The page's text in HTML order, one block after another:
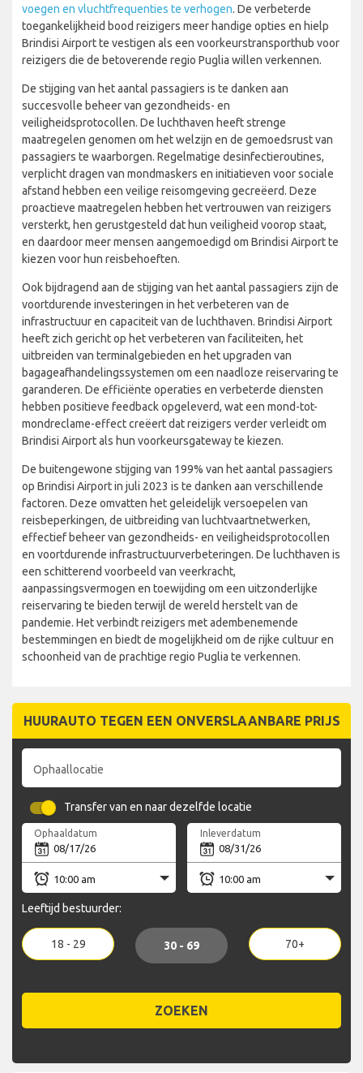
voegen en vluchtfrequenties te verhogen. De verbeterde
toegankelijkheid bood reizigers meer handige opties en hielp
Brindisi Airport te vestigen als een voorkeurstransporthub voor
reizigers die de betoverende regio Puglia willen verkennen.
De stijging van het aantal passagiers is te danken aan
succesvolle beheer van gezondheids- en
veiligheidsprotocollen. De luchthaven heeft strenge
maatregelen genomen om het welzijn en de gemoedsrust van
passagiers te waarborgen. Regelmatige desinfectieroutines,
verplicht dragen van mondmaskers en initiatieven voor sociale
afstand hebben een veilige reisomgeving gecreëerd. Deze
proactieve maatregelen hebben het vertrouwen van reizigers
versterkt, hen gerustgesteld dat hun veiligheid voorop staat,
en daardoor meer mensen aangemoedigd om Brindisi Airport te
kiezen voor hun reisbehoeften.
Ook bijdragend aan de stijging van het aantal passagiers zijn de
voortdurende investeringen in het verbeteren van de
infrastructuur en capaciteit van de luchthaven. Brindisi Airport
heeft zich gericht op het verbeteren van faciliteiten, het
uitbreiden van terminalgebieden en het upgraden van
bagageafhandelingssystemen om een naadloze reiservaring te
garanderen. De efficiënte operaties en verbeterde diensten
hebben positieve feedback opgeleverd, wat een mond-tot-
mondreclame-effect creëert dat reizigers verder verleidt om
Brindisi Airport als hun voorkeursgateway te kiezen.
De buitengewone stijging van 199% van het aantal passagiers
op Brindisi Airport in juli 2023 is te danken aan verschillende
factoren. Deze omvatten het geleidelijk versoepelen van
reisbeperkingen, de uitbreiding van luchtvaartnetwerken,
effectief beheer van gezondheids- en veiligheidsprotocollen
en voortdurende infrastructuurverbeteringen. De luchthaven is
een schitterend voorbeeld van veerkracht,
aanpassingsvermogen en toewijding om een uitzonderlijke
reiservaring te bieden terwijl de wereld herstelt van de
pandemie. Het verbindt reizigers met adembenemende
bestemmingen en biedt de mogelijkheid om de rijke cultuur en
schoonheid van de prachtige regio Puglia te verkennen.
HUURAUTO TEGEN EEN ONVERSLAANBARE PRIJS
Ophaallocatie
Transfer van en naar dezelfde locatie
Ophaaldatum Inleverdatum
Leeftijd bestuurder:
18 - 29 30 - 69 70+
ZOEKEN